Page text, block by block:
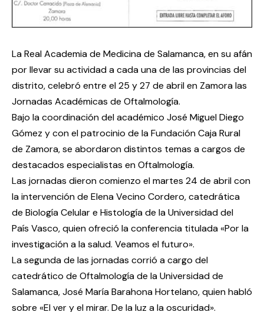
La Real Academia de Medicina de Salamanca, en su afán
por llevar su actividad a cada una de las provincias del
distrito, celebró entre el 25 y 27 de abril en Zamora las
Jornadas Académicas de Oftalmología.
Bajo la coordinación del académico José Miguel Diego
Gómez y con el patrocinio de la Fundación Caja Rural
de Zamora, se abordaron distintos temas a cargos de
destacados especialistas en Oftalmología.
Las jornadas dieron comienzo el martes 24 de abril con
la intervención de Elena Vecino Cordero, catedrática
de Biología Celular e Histología de la Universidad del
País Vasco, quien ofreció la conferencia titulada «Por la
investigación a la salud. Veamos el futuro».
La segunda de las jornadas corrió a cargo del
catedrático de Oftalmología de la Universidad de
Salamanca, José María Barahona Hortelano, quien habló
sobre «El ver y el mirar. De la luz a la oscuridad».